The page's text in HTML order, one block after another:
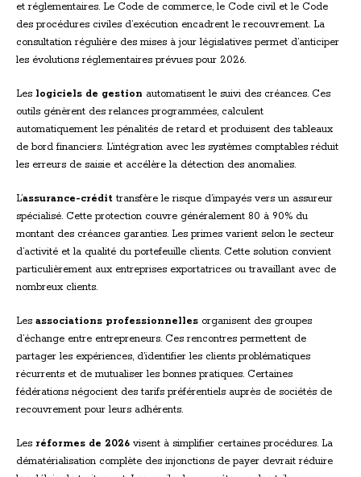
et réglementaires. Le Code de commerce, le Code civil et le Code
des procédures civiles d’exécution encadrent le recouvrement. La
consultation régulière des mises à jour législatives permet d’anticiper
les évolutions réglementaires prévues pour 2026.
Les logiciels de gestion automatisent le suivi des créances. Ces
outils génèrent des relances programmées, calculent
automatiquement les pénalités de retard et produisent des tableaux
de bord financiers. L’intégration avec les systèmes comptables réduit
les erreurs de saisie et accélère la détection des anomalies.
L’assurance-crédit transfère le risque d’impayés vers un assureur
spécialisé. Cette protection couvre généralement 80 à 90% du
montant des créances garanties. Les primes varient selon le secteur
d’activité et la qualité du portefeuille clients. Cette solution convient
particulièrement aux entreprises exportatrices ou travaillant avec de
nombreux clients.
Les associations professionnelles organisent des groupes
d’échange entre entrepreneurs. Ces rencontres permettent de
partager les expériences, d’identifier les clients problématiques
récurrents et de mutualiser les bonnes pratiques. Certaines
fédérations négocient des tarifs préférentiels auprès de sociétés de
recouvrement pour leurs adhérents.
Les réformes de 2026 visent à simplifier certaines procédures. La
dématérialisation complète des injonctions de payer devrait réduire